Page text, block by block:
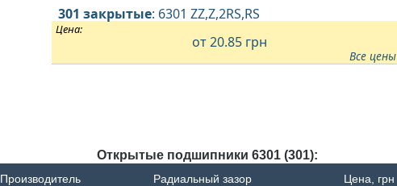
301 закрытые: 6301 ZZ,Z,2RS,RS
Цена:
от 20.85грн
Все цены
Открытые подшипники 6301 (301):
Производитель Радиальный зазор Цена, грн